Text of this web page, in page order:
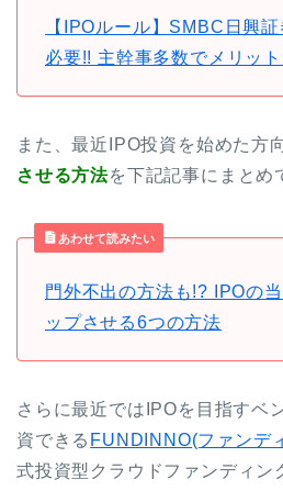
【IPOルール】SMBC日興
必要!! 主幹事多数でメリッ
また、最近IPO投資を始めた方
させる方法を下記記事にまとめ
あわせて読みたい
門外不出の方法も!? IPOの
ップさせる6つの方法
さらに最近ではIPOを目指すベ
資できる FUNDINNO(ファンデ
式投資型クラウドファンディン